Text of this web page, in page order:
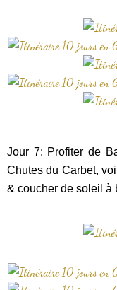
Jour 7: Profiter de
Chutes du Carbet,
& coucher de soleil à